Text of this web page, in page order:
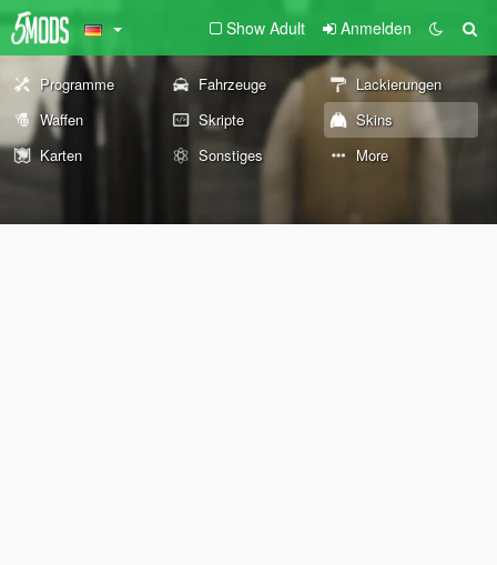
Show Adult Anmelden
Programme Fahrzeuge
Lackierungen
Waffen
Skripte
Skins
Karten
Sonstiges More